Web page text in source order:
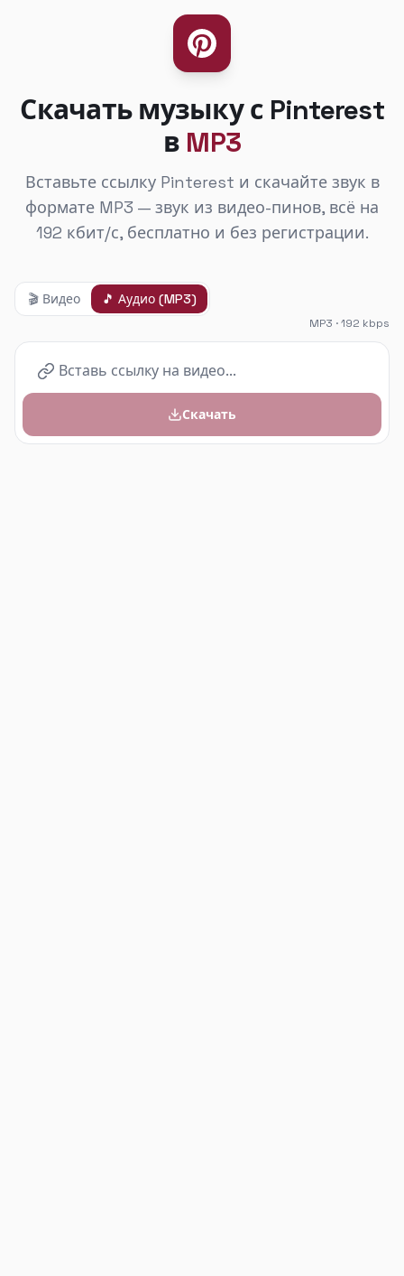
Скачать музыку с Pinterest
в MP3
Вставьте ссылку Pinterest и скачайте звук в
формате MP3 — звук из видео-пинов, всё на
192 кбит/с, бесплатно и без регистрации.
🎬 Видео 🎵 Аудио (MP3)
MP3 · 192 kbps
Скачать